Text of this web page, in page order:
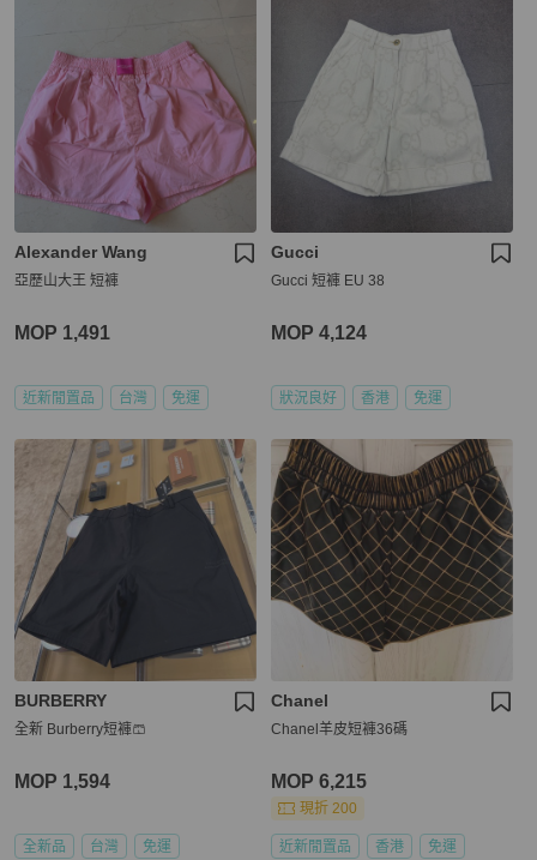
Alexander Wang
亞歷山大王 短褲
MOP 1,491
近新閒置品 台灣 免運
Gucci
Gucci 短褲 EU 38
MOP 4,124
狀況良好 香港 免運
BURBERRY
全新 Burberry短褲🩳
MOP 1,594
全新品 台灣 免運
Chanel
Chanel羊皮短褲36碼
MOP 6,215
現折 200
近新閒置品 香港 免運